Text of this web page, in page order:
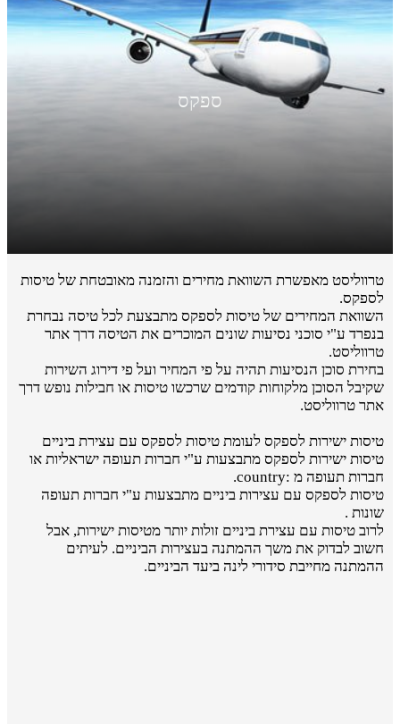
ספקס
טרווליסט מאפשרת השוואת מחירים והזמנה מאובטחת של טיסות
לספקס.
השוואת המחירים של טיסות לספקס מתבצעת לכל טיסה נבחרת
בנפרד ע"י סוכני נסיעות שונים המוכרים את הטיסה דרך אתר
טרווליסט.
בחירת סוכן הנסיעות תהיה על פי המחיר ועל פי דירוג השירות
שקיבל הסוכן מלקוחות קודמים שרכשו טיסות או חבילות נופש דרך
אתר טרווליסט.
טיסות ישירות לספקס לעומת טיסות לספקס עם עצירת ביניים
טיסות ישירות לספקס מתבצעות ע"י חברות תעופה ישראליות או
חברות תעופה מ :country.
טיסות לספקס עם עצירות ביניים מתבצעות ע"י חברות תעופה
שונות .
לרוב טיסות עם עצירת ביניים זולות יותר מטיסות ישירות, אבל
חשוב לבדוק את משך ההמתנה בעצירות הביניים. לעיתים
ההמתנה מחייבת סידורי לינה ביעד הביניים.